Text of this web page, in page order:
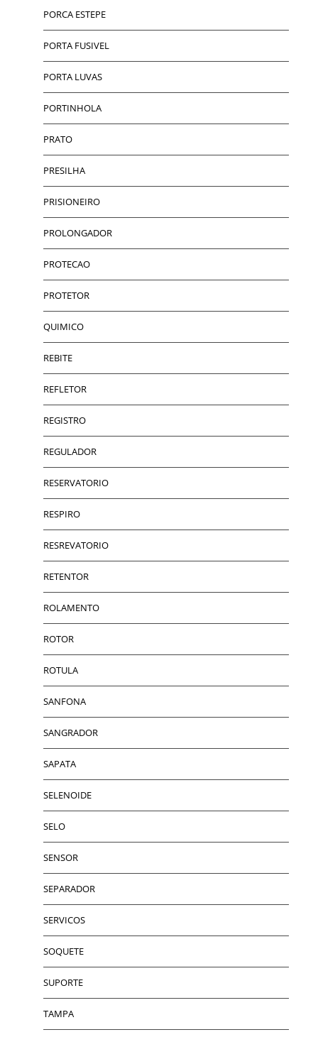
PORCA ESTEPE
PORTA FUSIVEL
PORTA LUVAS
PORTINHOLA
PRATO
PRESILHA
PRISIONEIRO
PROLONGADOR
PROTECAO
PROTETOR
QUIMICO
REBITE
REFLETOR
REGISTRO
REGULADOR
RESERVATORIO
RESPIRO
RESREVATORIO
RETENTOR
ROLAMENTO
ROTOR
ROTULA
SANFONA
SANGRADOR
SAPATA
SELENOIDE
SELO
SENSOR
SEPARADOR
SERVICOS
SOQUETE
SUPORTE
TAMPA